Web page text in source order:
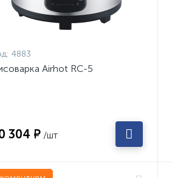
4883
Airhot RC-5
304 ₽ /шт